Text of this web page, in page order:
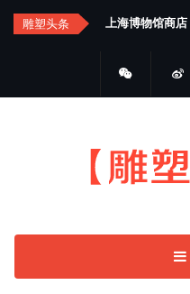
Skip
雕塑头条 艺品金属雕塑